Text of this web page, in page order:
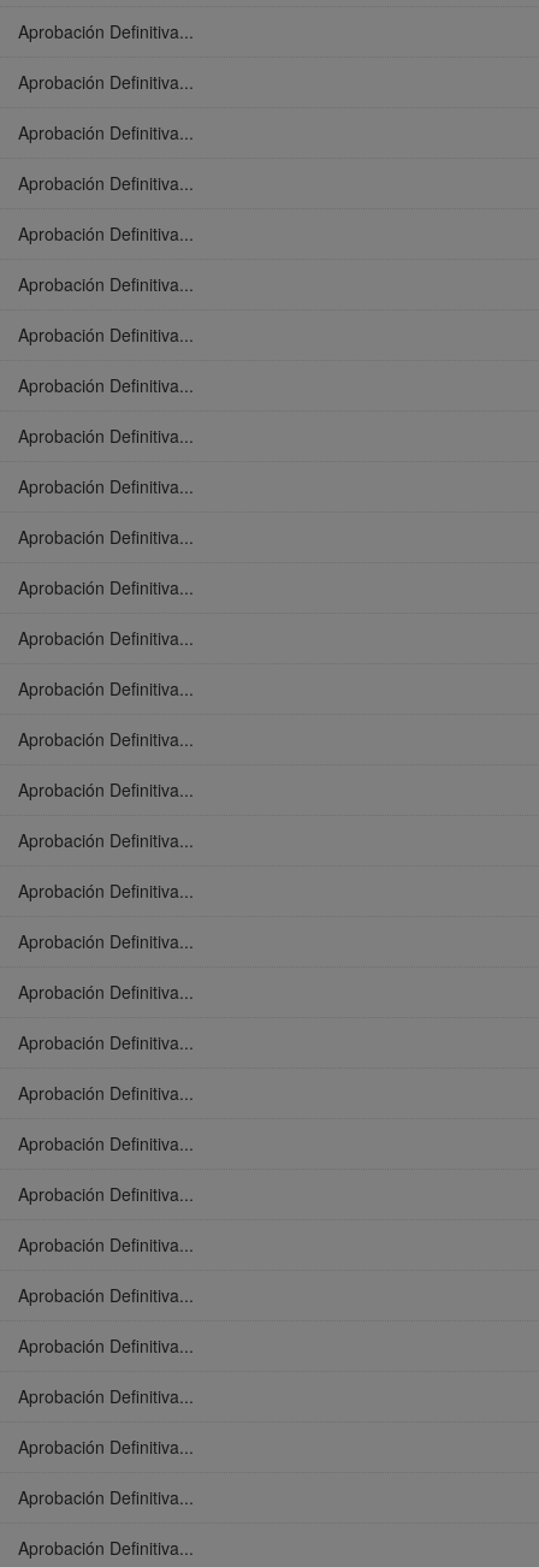
Aprobación Definitiva...
Aprobación Definitiva...
Aprobación Definitiva...
Aprobación Definitiva...
Aprobación Definitiva...
Aprobación Definitiva...
Aprobación Definitiva...
Aprobación Definitiva...
Aprobación Definitiva...
Aprobación Definitiva...
Aprobación Definitiva...
Aprobación Definitiva...
Aprobación Definitiva...
Aprobación Definitiva...
Aprobación Definitiva...
Aprobación Definitiva...
Aprobación Definitiva...
Aprobación Definitiva...
Aprobación Definitiva...
Aprobación Definitiva...
Aprobación Definitiva...
Aprobación Definitiva...
Aprobación Definitiva...
Aprobación Definitiva...
Aprobación Definitiva...
Aprobación Definitiva...
Aprobación Definitiva...
Aprobación Definitiva...
Aprobación Definitiva...
Aprobación Definitiva...
Aprobación Definitiva...